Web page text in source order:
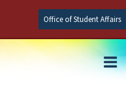
Office of Student Affairs